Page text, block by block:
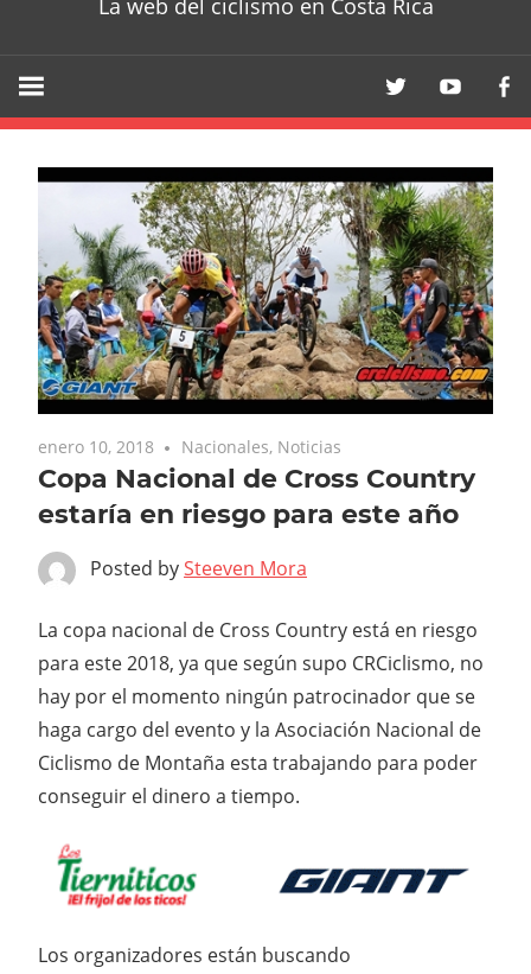
La web del ciclismo en Costa Rica
enero 10, 2018 Nacionales, Noticias
Copa Nacional de Cross Country
estaría en riesgo para este año
Posted bySteeven Mora
La copa nacional de Cross Country está en riesgo
para este 2018, ya que según supo CRCiclismo, no
hay por el momento ningún patrocinador que se
haga cargo del evento y la Asociación Nacional de
Ciclismo de Montaña esta trabajando para poder
conseguir el dinero a tiempo.
Los organizadores están buscando